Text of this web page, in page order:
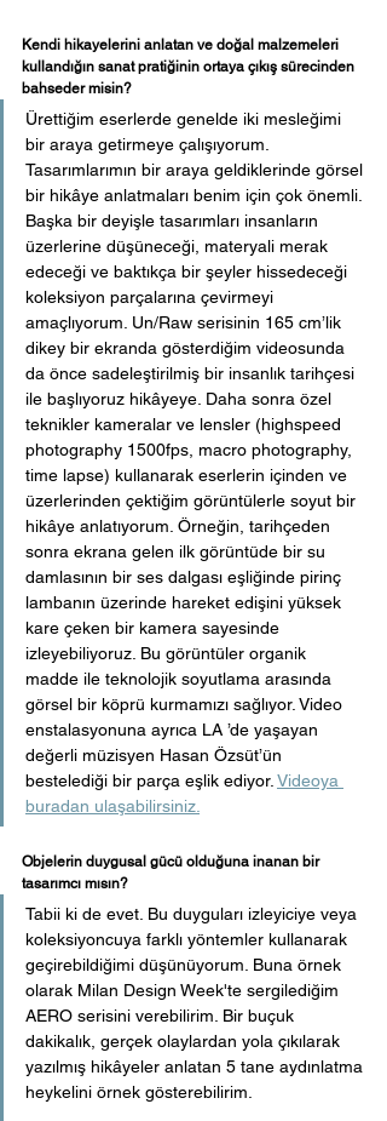
Kendi hikayelerini anlatan ve doğal malzemeleri
kullandığın sanat pratiğinin ortaya çıkış sürecinden
bahseder misin?
Ürettiğim eserlerde genelde iki mesleğimi
bir araya getirmeye çalışıyorum.
Tasarımlarımın bir araya geldiklerinde görsel
bir hikâye anlatmaları benim için çok önemli.
Başka bir deyişle tasarımları insanların
üzerlerine düşüneceği, materyali merak
edeceği ve baktıkça bir şeyler hissedeceği
koleksiyon parçalarına çevirmeyi
amaçlıyorum. Un/Raw serisinin 165 cm’lik
dikey bir ekranda gösterdiğim videosunda
da önce sadeleştirilmiş bir insanlık tarihçesi
ile başlıyoruz hikâyeye. Daha sonra özel
teknikler kameralar ve lensler (highspeed
photography 1500fps, macro photography,
time lapse) kullanarak eserlerin içinden ve
üzerlerinden çektiğim görüntülerle soyut bir
hikâye anlatıyorum. Örneğin, tarihçeden
sonra ekrana gelen ilk görüntüde bir su
damlasının bir ses dalgası eşliğinde pirinç
lambanın üzerinde hareket edişini yüksek
kare çeken bir kamera sayesinde
izleyebiliyoruz. Bu görüntüler organik
madde ile teknolojik soyutlama arasında
görsel bir köprü kurmamızı sağlıyor. Video
enstalasyonuna ayrıca LA ’de yaşayan
değerli müzisyen Hasan Özsüt’ün
bestelediği bir parça eşlik ediyor. Videoya
buradan ulaşabilirsiniz.
Objelerin duygusal gücü olduğuna inanan bir
tasarımcı mısın?
Tabii ki de evet. Bu duyguları izleyiciye veya
koleksiyoncuya farklı yöntemler kullanarak
geçirebildiğimi düşünüyorum. Buna örnek
olarak Milan Design Week'te sergilediğim
AERO serisini verebilirim. Bir buçuk
dakikalık, gerçek olaylardan yola çıkılarak
yazılmış hikâyeler anlatan 5 tane aydınlatma
heykelini örnek gösterebilirim.